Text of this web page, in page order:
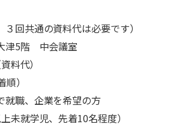
通の資料代は必要です）
津5階 中会議室
料代）
）
職、企業を希望の方
未就学児、先着10名程度）